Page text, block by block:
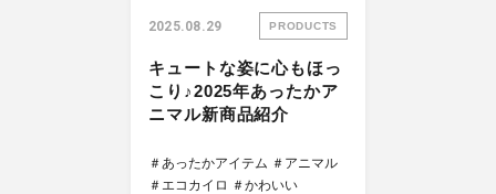
2025.08.29 PRODUCTS
キュートな姿に心もほっ
こり♪2025年あったかア
ニマル新商品紹介
＃あったかアイテム ＃アニマル
＃エコカイロ ＃かわいい